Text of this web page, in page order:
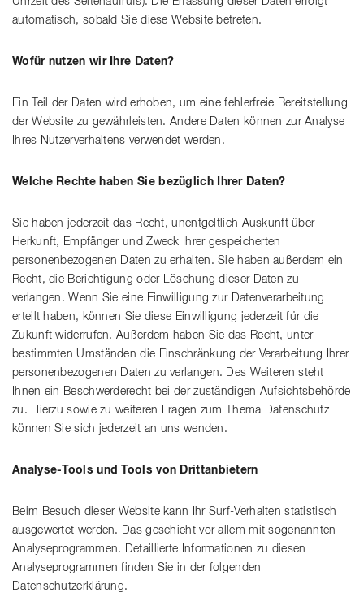
automatisch, sobald Sie diese Website betreten.
Wofür nutzen wir Ihre Daten?
Ein Teil der Daten wird erhoben, um eine fehlerfreie Bereitstellung
der Website zu gewährleisten. Andere Daten können zur Analyse
Ihres Nutzerverhaltens verwendet werden.
Welche Rechte haben Sie bezüglich Ihrer Daten?
Sie haben jederzeit das Recht, unentgeltlich Auskunft über
Herkunft, Empfänger und Zweck Ihrer gespeicherten
personenbezogenen Daten zu erhalten. Sie haben außerdem ein
Recht, die Berichtigung oder Löschung dieser Daten zu
verlangen. Wenn Sie eine Einwilligung zur Datenverarbeitung
erteilt haben, können Sie diese Einwilligung jederzeit für die
Zukunft widerrufen. Außerdem haben Sie das Recht, unter
bestimmten Umständen die Einschränkung der Verarbeitung Ihrer
personenbezogenen Daten zu verlangen. Des Weiteren steht
Ihnen ein Beschwerderecht bei der zuständigen Aufsichtsbehörde
zu. Hierzu sowie zu weiteren Fragen zum Thema Datenschutz
können Sie sich jederzeit an uns wenden.
Analyse-Tools und Tools von Drittanbietern
Beim Besuch dieser Website kann Ihr Surf-Verhalten statistisch
ausgewertet werden. Das geschieht vor allem mit sogenannten
Analyseprogrammen. Detaillierte Informationen zu diesen
Analyseprogrammen finden Sie in der folgenden
Datenschutzerklärung.